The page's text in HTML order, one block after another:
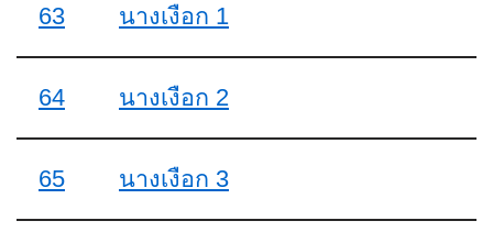
63 นางเงือก 1
64 นางเงือก 2
65 นางเงือก 3